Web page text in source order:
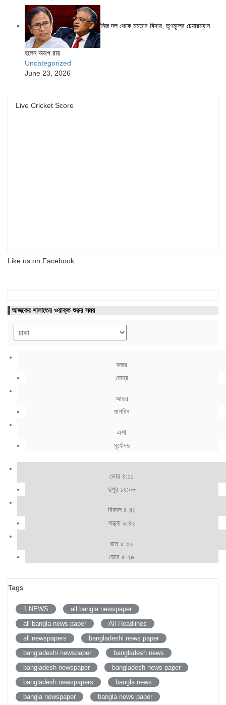
নিজ দল থেকে মমতার বিদায়, তৃণমূলের চেয়ারম্যান
হলেন অরূপ রায়
Uncategorized
June 23, 2026
Live Cricket Score
Like us on Facebook
আজকের সালাতের ওয়াক্ত শুরুর সময়
ফজর
যোহর
আছর
মাগরিব
এশা
সূর্যোদয়
ভোর ৪:১১
দুপুর ১২:০৮
বিকাল ৪:৪১
সন্ধ্যা ৬:৪২
রাত ৮:০২
ভোর ৫:২৯
Tags
1 NEWS
all bangla newspaper
all bangla news paper
All Headlines
all newspapers
bangladeshi news paper
bangladeshi newspaper
bangladesh news
bangladesh newspaper
bangladesh news paper
bangladesh newspapers
bangla news
bangla newspaper
bangla news paper